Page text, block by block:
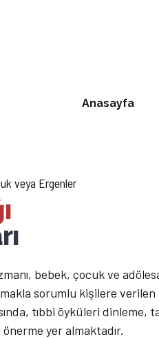
Anasayfa
veya Ergenler
bebek, çocuk ve
sorumlu kişilere verilen
tıbbi öyküleri dinleme,
yer almaktadır.